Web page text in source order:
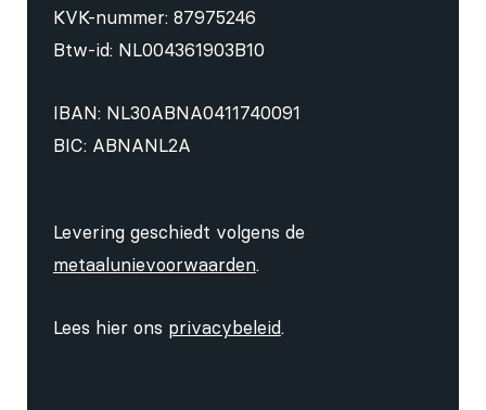
KVK-nummer: 87975246
Btw-id: NL004361903B10
IBAN: NL30ABNA0411740091
BIC: ABNANL2A
Levering geschiedt volgens de
metaalunievoorwaarden.
Lees hier ons privacybeleid.